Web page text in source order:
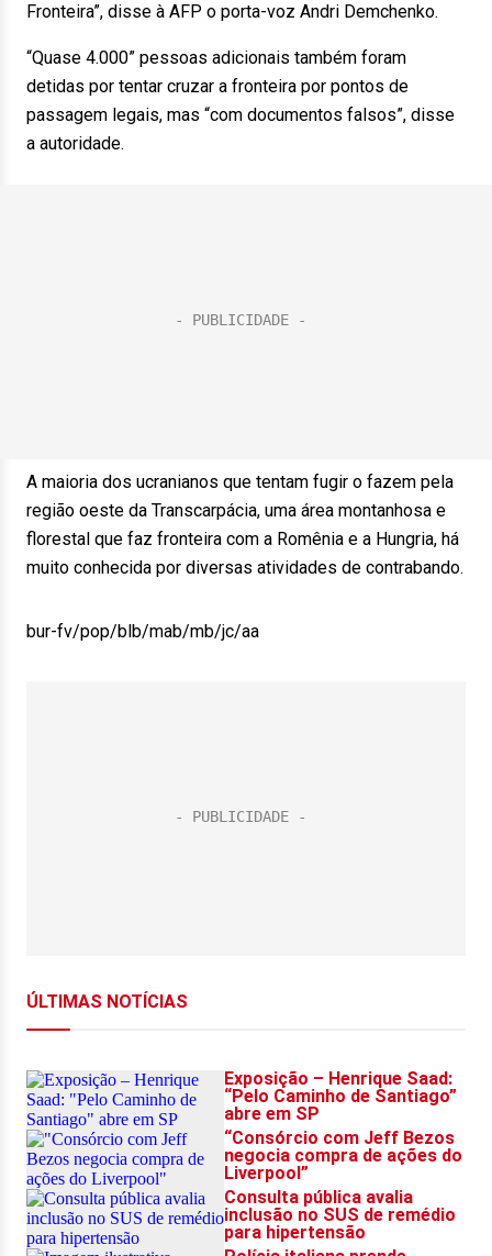
Fronteira”, disse à AFP o porta-voz Andri Demchenko.
“Quase 4.000” pessoas adicionais também foram
detidas por tentar cruzar a fronteira por pontos de
passagem legais, mas “com documentos falsos”, disse
a autoridade.
A maioria dos ucranianos que tentam fugir o fazem pela
região oeste da Transcarpácia, uma área montanhosa e
florestal que faz fronteira com a Romênia e a Hungria, há
muito conhecida por diversas atividades de contrabando.
bur-fv/pop/blb/mab/mb/jc/aa